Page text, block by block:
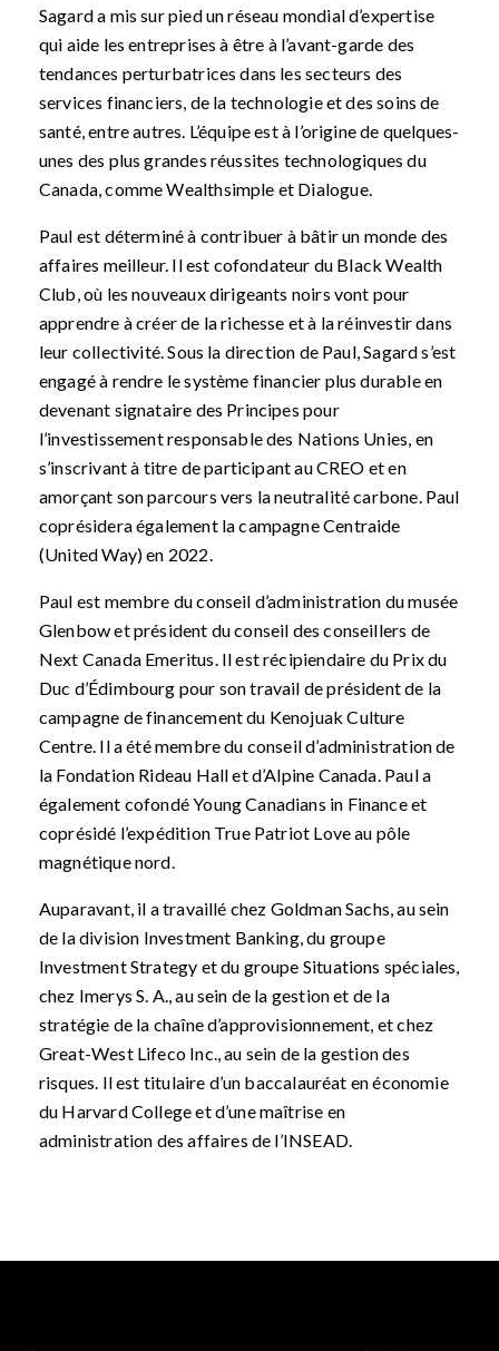
Sagard a mis sur pied un réseau mondial d’expertise
qui aide les entreprises à être à l’avant-garde des
tendances perturbatrices dans les secteurs des
services financiers, de la technologie et des soins de
santé, entre autres. L’équipe est à l’origine de quelques-
unes des plus grandes réussites technologiques du
Canada, comme Wealthsimple et Dialogue.
Paul est déterminé à contribuer à bâtir un monde des
affaires meilleur. Il est cofondateur du Black Wealth
Club, où les nouveaux dirigeants noirs vont pour
apprendre à créer de la richesse et à la réinvestir dans
leur collectivité. Sous la direction de Paul, Sagard s’est
engagé à rendre le système financier plus durable en
devenant signataire des Principes pour
l’investissement responsable des Nations Unies, en
s’inscrivant à titre de participant au CREO et en
amorçant son parcours vers la neutralité carbone. Paul
coprésidera également la campagne Centraide
(United Way) en 2022.
Paul est membre du conseil d’administration du musée
Glenbow et président du conseil des conseillers de
Next Canada Emeritus. Il est récipiendaire du Prix du
Duc d’Édimbourg pour son travail de président de la
campagne de financement du Kenojuak Culture
Centre. Il a été membre du conseil d’administration de
la Fondation Rideau Hall et d’Alpine Canada. Paul a
également cofondé Young Canadians in Finance et
coprésidé l’expédition True Patriot Love au pôle
magnétique nord.
Auparavant, il a travaillé chez Goldman Sachs, au sein
de la division Investment Banking, du groupe
Investment Strategy et du groupe Situations spéciales,
chez Imerys S. A., au sein de la gestion et de la
stratégie de la chaîne d’approvisionnement, et chez
Great-West Lifeco Inc., au sein de la gestion des
risques. Il est titulaire d’un baccalauréat en économie
du Harvard College et d’une maîtrise en
administration des affaires de l’INSEAD.